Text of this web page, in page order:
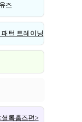
즈
턴 트레이닝
셜록홈즈편>